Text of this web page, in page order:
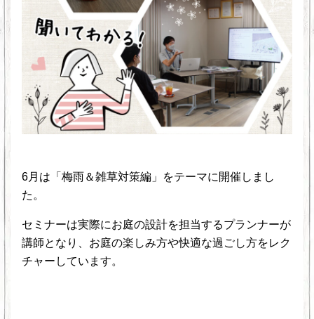
6月は「梅雨＆雑草対策編」をテーマに開催しまし
た。
セミナーは実際にお庭の設計を担当するプランナーが
講師となり、お庭の楽しみ方や快適な過ごし方をレク
チャーしています。